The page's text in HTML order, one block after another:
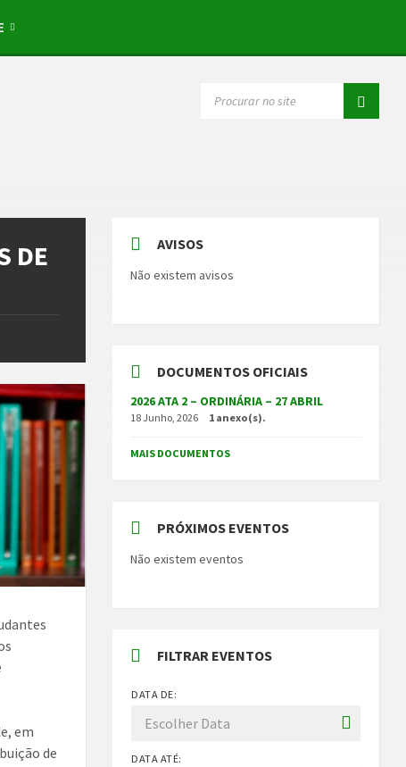
DE
em
de
AVISOS
Não existem avisos
DOCUMENTOS OFICIAIS
2026 ATA 2 – ORDINÁRIA – 27 ABRIL
18 Junho, 2026 1 anexo(s).
MAIS DOCUMENTOS
PRÓXIMOS EVENTOS
Não existem eventos
FILTRAR EVENTOS
DATA DE:
DATA ATÉ: